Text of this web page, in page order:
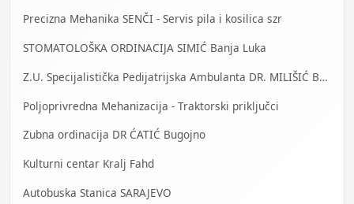
Precizna Mehanika SENČI - Servis pila i kosilica szr
STOMATOLOŠKA ORDINACIJA SIMIĆ Banja Luka
Z.U. Specijalistička Pedijatrijska Ambulanta DR. MILIŠIĆ Banja Luka
Poljoprivredna Mehanizacija - Traktorski priključci
Zubna ordinacija DR ĆATIĆ Bugojno
Kulturni centar Kralj Fahd
Autobuska Stanica SARAJEVO